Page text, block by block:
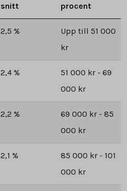
snitt
procent
2,5 %
Upp till 51 000
kr
2,4 %
51 000 kr - 69
000 kr
2,2 %
69 000 kr - 85
000 kr
2,1 %
85 000 kr - 101
000 kr